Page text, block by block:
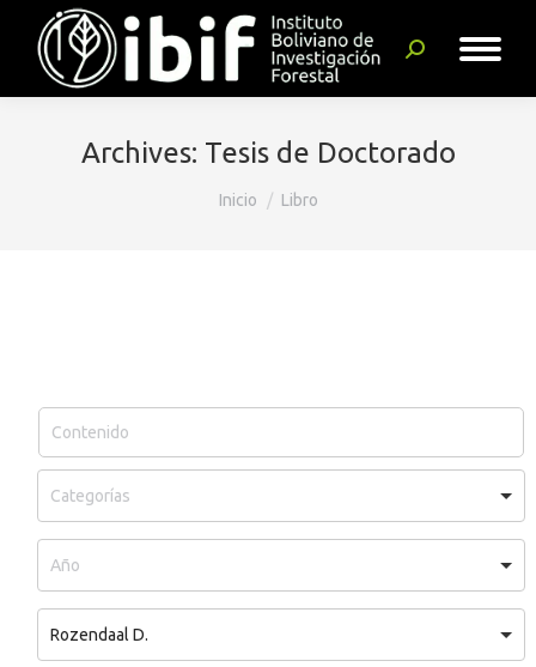
Buscar:
Archives: Tesis de Doctorado
Estás aquí:
Inicio Libro
Rozendaal D.